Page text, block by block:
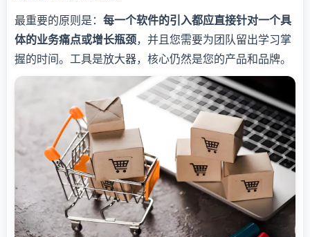
最重要的原则是：​ ​每一个软件的引入都应直接针对一个具
体的业务痛点或增长瓶颈​​，并且您需要为团队留出学习掌
握的时间。工具是放大器，核心仍然是您的产品和品牌。